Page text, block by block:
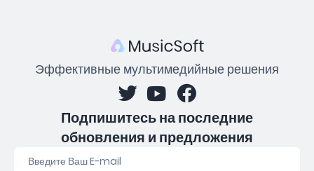
Эффективные мультимедийные решения
Подпишитесь на последние
обновления и предложения